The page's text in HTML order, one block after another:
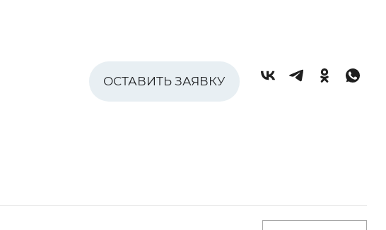
ОСТАВИТЬ ЗАЯВКУ